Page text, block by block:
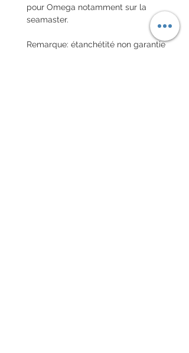
pour Omega notamment sur la
seamaster.
Remarque: étanchétité non garantie